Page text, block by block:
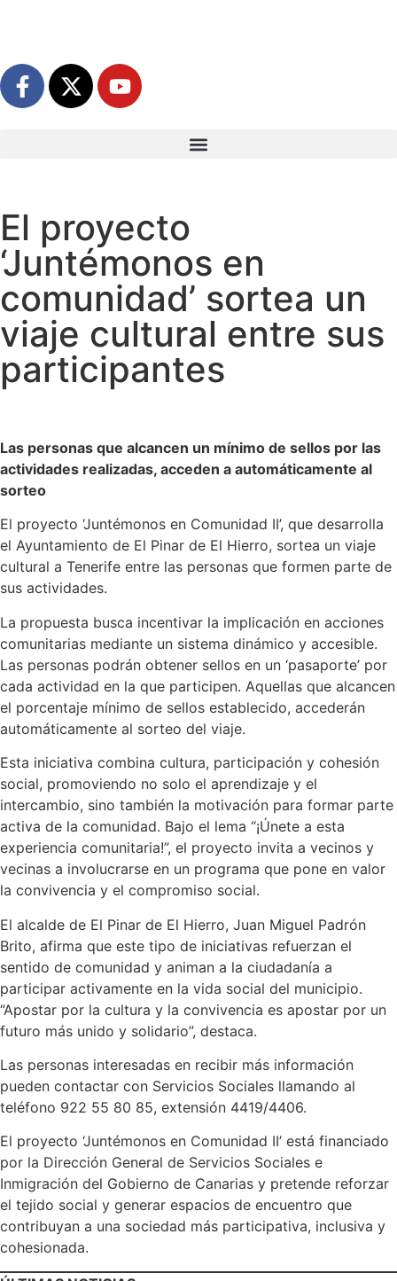
El proyecto
‘Juntémonos en
comunidad’ sortea un
viaje cultural entre sus
participantes
Las personas que alcancen un mínimo de sellos por las
actividades realizadas, acceden a automáticamente al
sorteo
El proyecto ‘Juntémonos en Comunidad II’, que desarrolla
el Ayuntamiento de El Pinar de El Hierro, sortea un viaje
cultural a Tenerife entre las personas que formen parte de
sus actividades.
La propuesta busca incentivar la implicación en acciones
comunitarias mediante un sistema dinámico y accesible.
Las personas podrán obtener sellos en un ‘pasaporte’ por
cada actividad en la que participen. Aquellas que alcancen
el porcentaje mínimo de sellos establecido, accederán
automáticamente al sorteo del viaje.
Esta iniciativa combina cultura, participación y cohesión
social, promoviendo no solo el aprendizaje y el
intercambio, sino también la motivación para formar parte
activa de la comunidad. Bajo el lema “¡Únete a esta
experiencia comunitaria!”, el proyecto invita a vecinos y
vecinas a involucrarse en un programa que pone en valor
la convivencia y el compromiso social.
El alcalde de El Pinar de El Hierro, Juan Miguel Padrón
Brito, afirma que este tipo de iniciativas refuerzan el
sentido de comunidad y animan a la ciudadanía a
participar activamente en la vida social del municipio.
“Apostar por la cultura y la convivencia es apostar por un
futuro más unido y solidario”, destaca.
Las personas interesadas en recibir más información
pueden contactar con Servicios Sociales llamando al
teléfono 922 55 80 85, extensión 4419/4406.
El proyecto ‘Juntémonos en Comunidad II’ está financiado
por la Dirección General de Servicios Sociales e
Inmigración del Gobierno de Canarias y pretende reforzar
el tejido social y generar espacios de encuentro que
contribuyan a una sociedad más participativa, inclusiva y
cohesionada.